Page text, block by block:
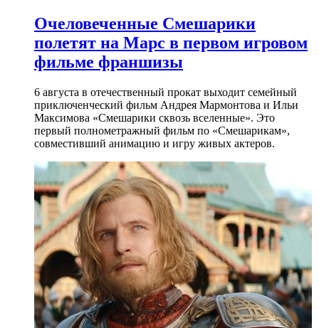
Очеловеченные Смешарики
полетят на Марс в первом игровом
фильме франшизы
6 августа в отечественный прокат выходит семейный
приключенческий фильм Андрея Мармонтова и Ильи
Максимова «Смешарики сквозь вселенные». Это
первый полнометражный фильм по «Смешарикам»,
совместивший анимацию и игру живых актеров.